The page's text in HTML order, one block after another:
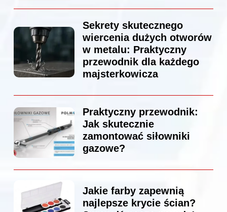
Sekrety skutecznego
wiercenia dużych otworów
w metalu: Praktyczny
przewodnik dla każdego
majsterkowicza
Praktyczny przewodnik:
Jak skutecznie
zamontować siłowniki
gazowe?
Jakie farby zapewnią
najlepsze krycie ścian?